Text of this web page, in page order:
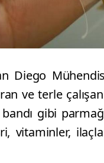
Diego
ve terle
gibi
vitaminler,